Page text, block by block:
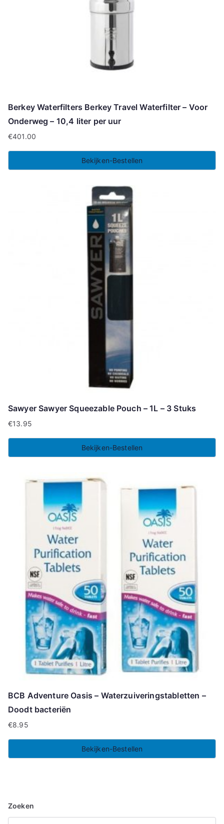
Berkey Waterfilters Berkey Travel Waterfilter – Voor
Onderweg – 10,4 liter per uur
€401.00
Bekijken-Bestellen
Sawyer Sawyer Squeezable Pouch – 1L – 3 Stuks
€13.95
Bekijken-Bestellen
BCB Adventure Oasis – Waterzuiveringstabletten –
Doodt bacteriën
€8.95
Bekijken-Bestellen
Zoeken